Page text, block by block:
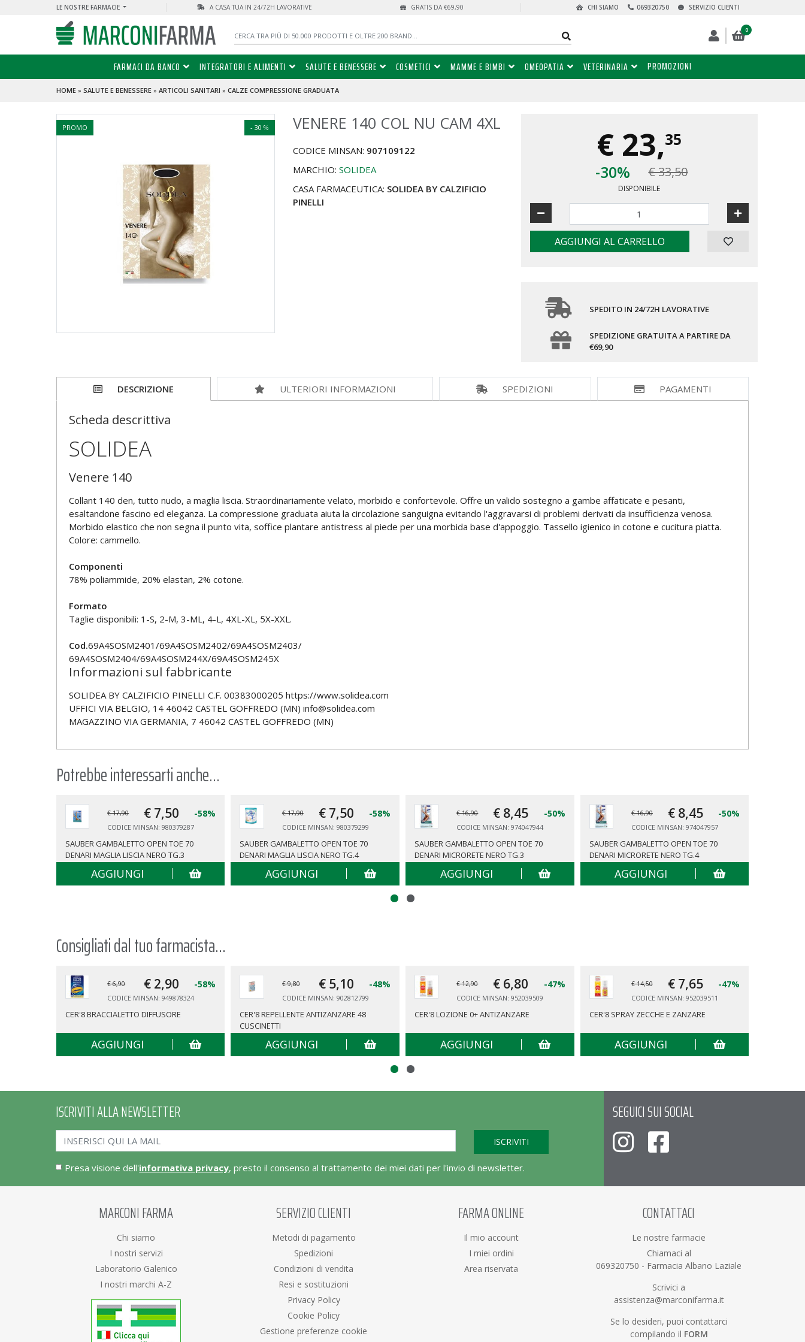
LE NOSTRE FARMACIE A CASA TUA IN 24/72H LAVORATIVE GRATIS DA €69,90 SERVIZIO CLIENTI
069320750
CHI SIAMO
0
FARMACI DA BANCO INTEGRATORI E ALIMENTI SALUTE E BENESSERE COSMETICI MAMME E BIMBI OMEOPATIA VETERINARIA PROMOZIONI
HOME» SALUTE E BENESSERE» ARTICOLI SANITARI » CALZE COMPRESSIONE GRADUATA
- 30 %
PROMO VENERE 140 COL NU CAM 4XL
CODICE MINSAN: 907109122
MARCHIO:SOLIDEA
CASA FARMACEUTICA: SOLIDEA BY CALZIFICIO
PINELLI
€ 23,35
-30%
€ 33,50
DISPONIBILE
AGGIUNGI AL CARRELLO
SPEDITO IN 24/72H LAVORATIVE
SPEDIZIONE GRATUITA A PARTIRE DA
€69,90
DESCRIZIONE ULTERIORI INFORMAZIONI SPEDIZIONI PAGAMENTI
Scheda descrittiva
SOLIDEA
Venere 140
Collant 140 den, tutto nudo, a maglia liscia. Straordinariamente velato, morbido e confortevole. Offre un valido sostegno a gambe affaticate e pesanti,
esaltandone fascino ed eleganza. La compressione graduata aiuta la circolazione sanguigna evitando l'aggravarsi di problemi derivati da insufficienza venosa.
Morbido elastico che non segna il punto vita, soffice plantare antistress al piede per una morbida base d'appoggio. Tassello igienico in cotone e cucitura piatta.
Colore: cammello.
Componenti
78% poliammide, 20% elastan, 2% cotone.
Formato
Taglie disponibili: 1-S, 2-M, 3-ML, 4-L, 4XL-XL, 5X-XXL.
Cod.69A4SOSM2401/69A4SOSM2402/69A4SOSM2403/
69A4SOSM2404/69A4SOSM244X/69A4SOSM245X
Informazioni sul fabbricante
SOLIDEA BY CALZIFICIO PINELLI C.F. 00383000205 https://www.solidea.com
UFFICI VIA BELGIO, 14 46042 CASTEL GOFFREDO (MN) info@solidea.com
MAGAZZINO VIA GERMANIA, 7 46042 CASTEL GOFFREDO (MN)
Potrebbe interessarti anche...
€ 17,90 € 7,50 -58%
CODICE MINSAN: 980379287
SAUBER GAMBALETTO OPEN TOE 70
DENARI MAGLIA LISCIA NERO TG.3
AGGIUNGI
€ 17,90 € 7,50 -58%
CODICE MINSAN: 980379299
SAUBER GAMBALETTO OPEN TOE 70
DENARI MAGLIA LISCIA NERO TG.4
AGGIUNGI
€ 16,90 € 8,45 -50%
CODICE MINSAN: 974047944
SAUBER GAMBALETTO OPEN TOE 70
DENARI MICRORETE NERO TG.3
AGGIUNGI
€ 16,90 € 8,45 -50%
CODICE MINSAN: 974047957
SAUBER GAMBALETTO OPEN TOE 70
DENARI MICRORETE NERO TG.4
AGGIUNGI
Consigliati dal tuo farmacista...
€ 6,90 € 2,90 -58%
CODICE MINSAN: 949878324
CER'8 BRACCIALETTO DIFFUSORE
AGGIUNGI
€ 9,80 € 5,10 -48%
CODICE MINSAN: 902812799
CER'8 REPELLENTE ANTIZANZARE 48
CUSCINETTI
AGGIUNGI
€ 12,90 € 6,80 -47%
CODICE MINSAN: 952039509
CER'8 LOZIONE 0+ ANTIZANZARE
AGGIUNGI
€ 14,50 € 7,65 -47%
CODICE MINSAN: 952039511
CER'8 SPRAY ZECCHE E ZANZARE
AGGIUNGI
ISCRIVITI ALLA NEWSLETTER
Presa visione dell'informativa privacy, presto il consenso al trattamento dei miei dati per l'invio di newsletter.
SEGUICI SUI SOCIAL
MARCONI FARMA
Chi siamo
I nostri servizi
Laboratorio Galenico
I nostri marchi A-Z
SERVIZIO CLIENTI
Metodi di pagamento
Spedizioni
Condizioni di vendita
Resi e sostituzioni
Privacy Policy
Cookie Policy
Gestione preferenze cookie
FARMA ONLINE
Il mio account
I miei ordini
Area riservata
CONTATTACI
Le nostre farmacie
Chiamaci al
069320750 - Farmacia Albano Laziale
Scrivici a
assistenza@marconifarma.it
Se lo desideri, puoi contattarci
compilando il FORM